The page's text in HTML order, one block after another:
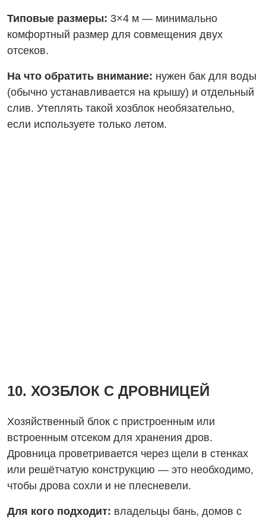
Типовые размеры: 3×4 м — минимально
комфортный размер для совмещения двух
отсеков.
На что обратить внимание: нужен бак для воды
(обычно устанавливается на крышу) и отдельный
слив. Утеплять такой хозблок необязательно,
если используете только летом.
10. ХОЗБЛОК С ДРОВНИЦЕЙ
Хозяйственный блок с пристроенным или
встроенным отсеком для хранения дров.
Дровница проветривается через щели в стенках
или решётчатую конструкцию — это необходимо,
чтобы дрова сохли и не плесневели.
Для кого подходит: владельцы бань, домов с